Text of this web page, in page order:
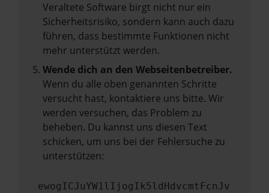
Veraltete Software birgt nicht nur ein
Sicherheitsrisiko, sondern kann auch dazu
führen, dass bestimmte Funktionen nicht
mehr unterstützt werden.
Wende dich an den Webseitenbetreiber.
Wenn du alle oben genannten Schritte
versucht hast, kontaktiere uns bitte. Wir
werden versuchen, das Problem zu
beheben. Du kannst uns diesen Text
schicken, um uns bei der Fehlersuche zu
unterstützen:
ewogICJuYW1lIjogIk5ldHdvcmtFcnJv